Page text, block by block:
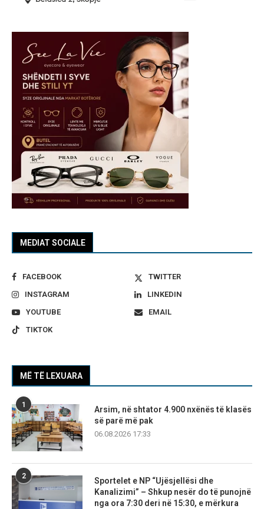
MEDIAT SOCIALE
FACEBOOK
TWITTER
INSTAGRAM
LINKEDIN
YOUTUBE
EMAIL
TIKTOK
MË TË LEXUARA
1
Arsim, në shtator 4.900 nxënës të klasës
së parë më pak
06.08.2026 17:33
2
Sportelet e NP “Ujësjellësi dhe
Kanalizimi” – Shkup nesër do të punojnë
nga ora 7:30 deri në 15:30, e mërkura